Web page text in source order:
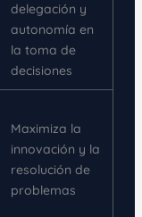
delegación y
autonomía en
la toma de
decisiones
Maximiza la
innovación y la
resolución de
problemas